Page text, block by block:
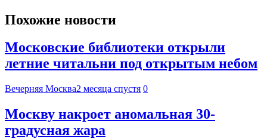
Похожие новости
Московские библиотеки открыли
летние читальни под открытым небом
Вечерняя Москва2 месяца спустя 0
Москву накроет аномальная 30-
градусная жара